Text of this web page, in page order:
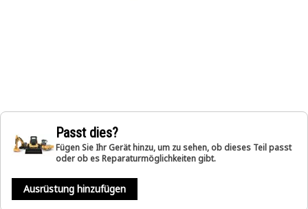
Passt dies?
Fügen Sie Ihr Gerät hinzu, um zu sehen, ob dieses Teil passt
oder ob es Reparaturmöglichkeiten gibt.
Ausrüstung hinzufügen